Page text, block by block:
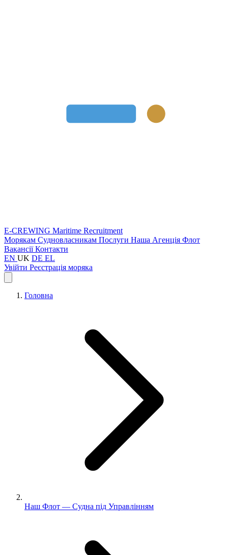
E-CREWING Maritime Recruitment
Морякам Судновласникам Послуги Наша Агенція Флот
ВакансіїКонтакти
EN UK DE EL
Увійти Реєстрація моряка
Головна
Наш Флот — Судна під Управлінням